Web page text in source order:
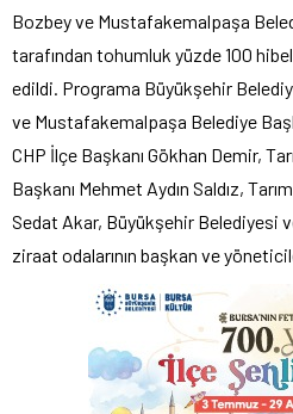
Bozbey ve Mustafakemalpaşa
tarafından tohumluk yüzde 100
edildi. Programa Büyükşehir
ve Mustafakemalpaşa Belediye
CHP İlçe Başkanı Gökhan Demir,
Başkanı Mehmet Aydın Saldız,
Sedat Akar, Büyükşehir Belediyesi
ziraat odalarının başkan ve